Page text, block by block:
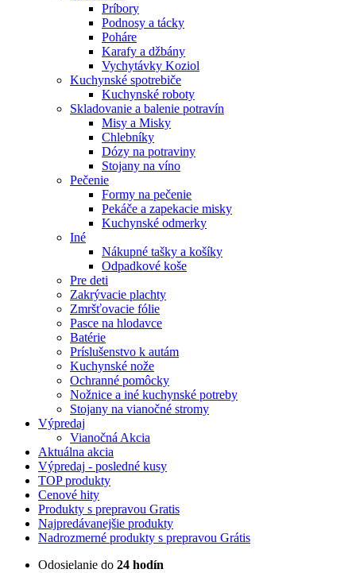
Príbory
Podnosy a tácky
Poháre
Karafy a džbány
Vychytávky Koziol
Kuchynské spotrebiče
Kuchynské roboty
Skladovanie a balenie potravín
Misy a Misky
Chlebníky
Dózy na potraviny
Stojany na víno
Pečenie
Formy na pečenie
Pekáče a zapekacie misky
Kuchynské odmerky
Iné
Nákupné tašky a košíky
Odpadkové koše
Pre deti
Zakrývacie plachty
Zmršťovacie fólie
Pasce na hlodavce
Batérie
Príslušenstvo k autám
Kuchynské nože
Ochranné pomôcky
Nožnice a iné kuchynské potreby
Stojany na vianočné stromy
Výpredaj
Vianočná Akcia
Aktuálna akcia
Výpredaj - posledné kusy
TOPprodukty
Cenové hity
Produkty s prepravou Gratis
Najpredávanejšie produkty
Nadrozmerné produkty s prepravou Grátis
Odosielanie do 24 hodín